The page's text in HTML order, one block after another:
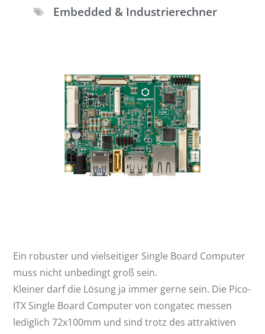
Embedded & Industrierechner
Ein robuster und vielseitiger Single Board Computer
muss nicht unbedingt groß sein.
Kleiner darf die Lösung ja immer gerne sein. Die Pico-
ITX Single Board Computer von congatec messen
lediglich 72x100mm und sind trotz des attraktiven